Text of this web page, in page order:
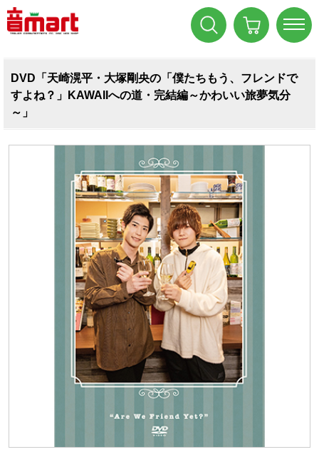
DVD「天崎滉平・大塚剛央の「僕たちもう、フレンドで
すよね？」KAWAIIへの道・完結編～かわいい旅夢気分
～」